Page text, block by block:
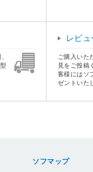
レビュ
ご購入いた
見をご投稿
客様にはソ
ゼントいた
ソフマップ